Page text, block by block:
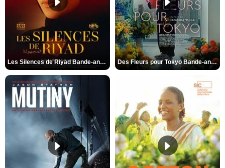
Les Silences de Riyad Bande-annonce VO STFR Des Fleurs pour Tokyo Bande-annonce VO STFR